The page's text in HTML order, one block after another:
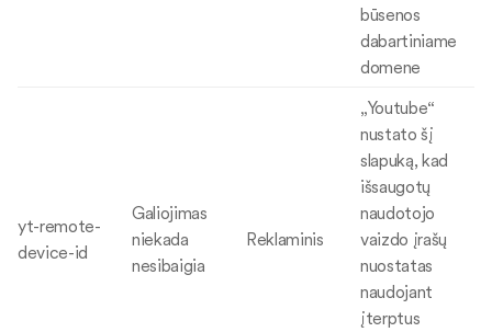
būsenos
dabartiniame
domene
yt-remote-
device-id
Galiojimas
niekada
nesibaigia
Reklaminis
„Youtube“
nustato šį
slapuką, kad
išsaugotų
naudotojo
vaizdo įrašų
nuostatas
naudojant
įterptus